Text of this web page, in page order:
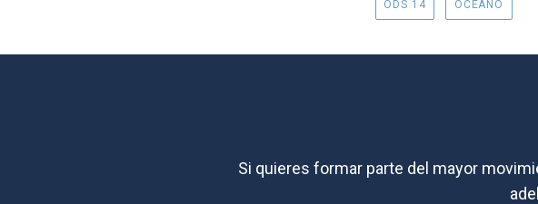
ODS 14 OCÉANO
Si quieres formar parte del mayor